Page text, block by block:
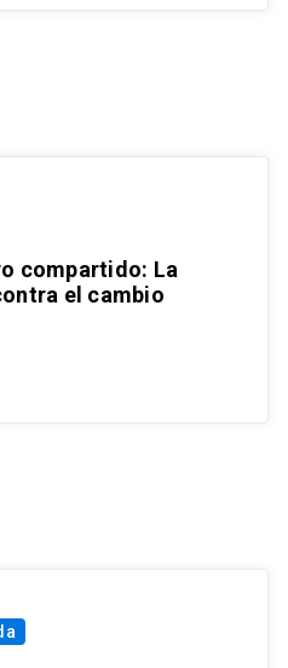
compartido: La
el cambio